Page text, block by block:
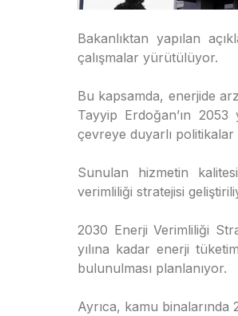
Bakanlıktan yapılan
çalışmalar yürütülüyor.
Bu kapsamda, enerjide
Tayyip Erdoğan’ın
çevreye duyarlı
Sunulan hizmetin
verimliliği stratejisi
2030 Enerji Verimliliği
yılına kadar enerji
bulunulması planlanıyor.
Ayrıca, kamu